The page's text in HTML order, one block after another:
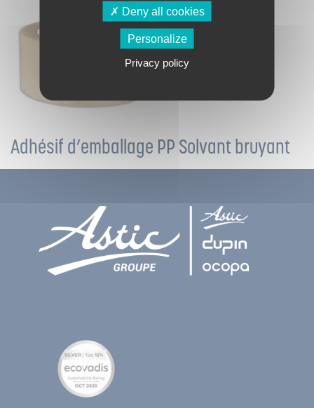
Adhésif d’emballage PP Solvant bruyant
Deny all cookies
Personalize
Privacy policy